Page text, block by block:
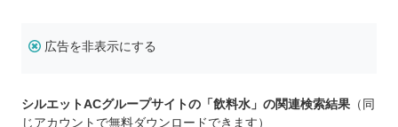
広告を非表示にする
シルエットACグループサイトの「飲料水」の関連検索結果 （同
じアカウントで無料ダウンロードできます）